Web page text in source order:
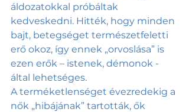
áldozatokkal próbáltak
kedveskedni. Hitték, hogy minden
bajt, betegséget természetfeletti
erő okoz, így ennek „orvoslása” is
ezen erők – istenek, démonok -
által lehetséges.
A terméketlenséget évezredekig a
nők „hibájának” tartották, ők